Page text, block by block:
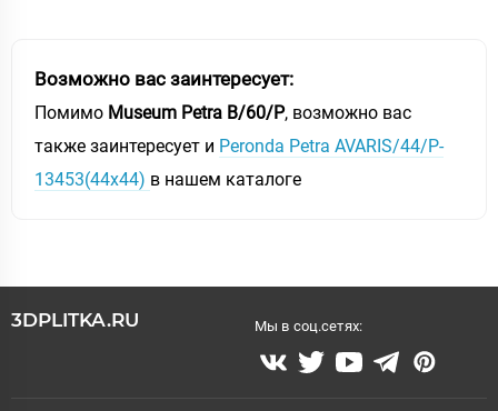
Возможно вас заинтересует:
Помимо Museum Petra B/60/P, возможно вас
также заинтересует и Peronda Petra AVARIS/44/P-
13453(44x44) в нашем каталоге
3DPLITKA.RU Мы в соц.сетях: